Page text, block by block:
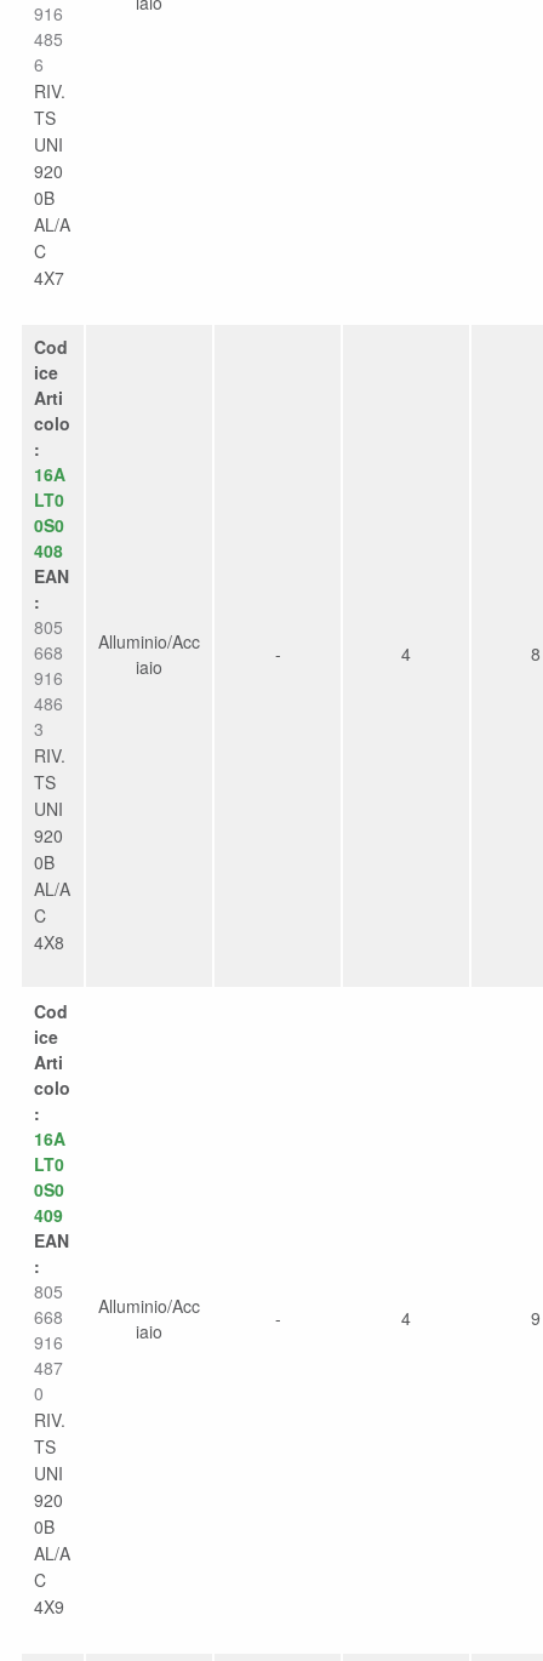
916
485
6
RIV.
TS
UNI
920
0B
AL/A
C
4X7
Cod
ice
Arti
colo
:
16A
LT0
0S0
408
EAN
:
805
668
916
486
3
RIV.
TS
UNI
920
0B
AL/A
C
4X8
Alluminio/Acc
iaio
- 4 8
Cod
ice
Arti
colo
:
16A
LT0
0S0
409
EAN
:
805
668
916
487
0
RIV.
TS
UNI
920
0B
AL/A
C
4X9
Alluminio/Acc
iaio
- 4 9